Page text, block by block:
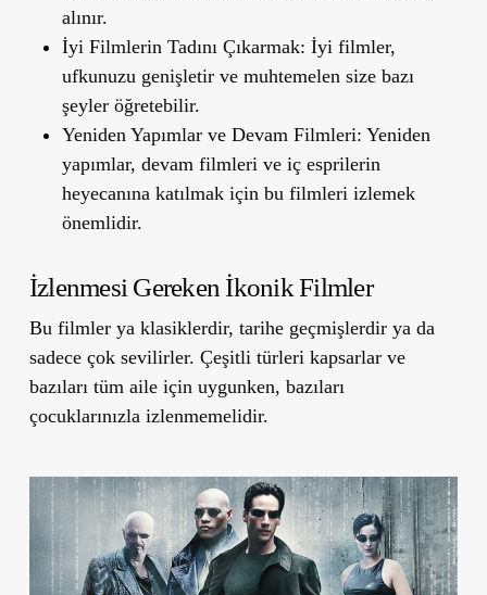
alınır.
İyi Filmlerin Tadını Çıkarmak: İyi filmler,
ufkunuzu genişletir ve muhtemelen size bazı
şeyler öğretebilir.
Yeniden Yapımlar ve Devam Filmleri: Yeniden
yapımlar, devam filmleri ve iç esprilerin
heyecanına katılmak için bu filmleri izlemek
önemlidir.
İzlenmesi Gereken İkonik Filmler
Bu filmler ya klasiklerdir, tarihe geçmişlerdir ya da
sadece çok sevilirler. Çeşitli türleri kapsarlar ve
bazıları tüm aile için uygunken, bazıları
çocuklarınızla izlenmemelidir.